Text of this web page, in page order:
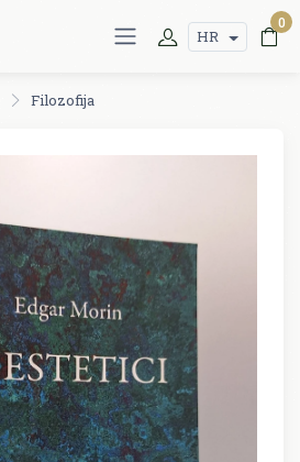
HR
0
Filozofija